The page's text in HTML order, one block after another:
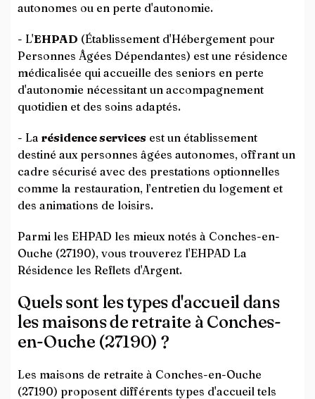
autonomes ou en perte d'autonomie.
- L'EHPAD (Établissement d'Hébergement pour
Personnes Âgées Dépendantes) est une résidence
médicalisée qui accueille des seniors en perte
d'autonomie nécessitant un accompagnement
quotidien et des soins adaptés.
- La résidence services est un établissement
destiné aux personnes âgées autonomes, offrant un
cadre sécurisé avec des prestations optionnelles
comme la restauration, l’entretien du logement et
des animations de loisirs.
Parmi les EHPAD les mieux notés à Conches-en-
Ouche (27190), vous trouverez l'EHPAD La
Résidence les Reflets d'Argent.
Quels sont les types d'accueil dans
les maisons de retraite à Conches-
en-Ouche (27190) ?
Les maisons de retraite à Conches-en-Ouche
(27190) proposent différents types d'accueil tels